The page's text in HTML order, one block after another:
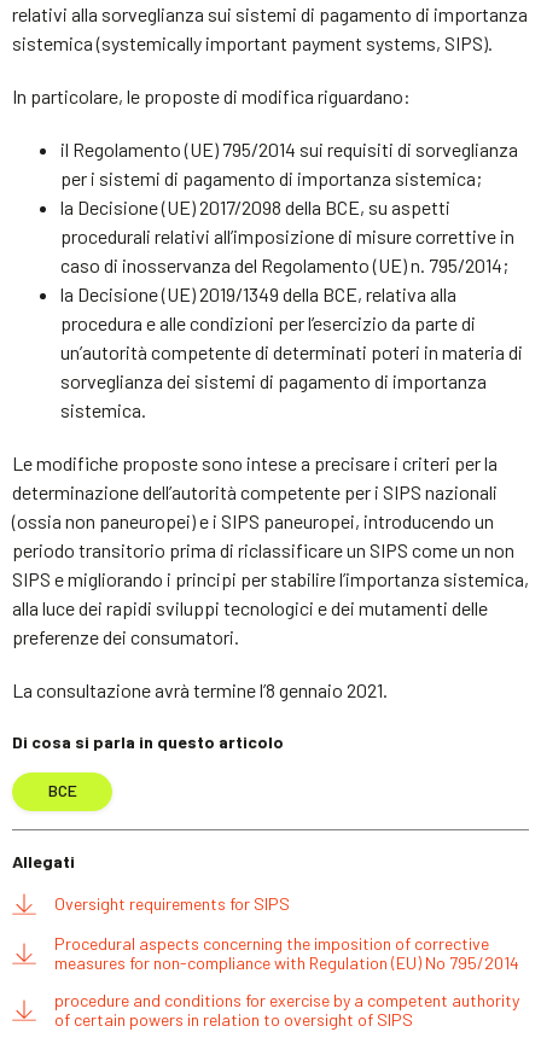
relativi alla sorveglianza sui sistemi di pagamento di importanza
sistemica (systemically important payment systems, SIPS).
In particolare, le proposte di modifica riguardano:
il Regolamento (UE) 795/2014 sui requisiti di sorveglianza
per i sistemi di pagamento di importanza sistemica;
la Decisione (UE) 2017/2098 della BCE, su aspetti
procedurali relativi all’imposizione di misure correttive in
caso di inosservanza del Regolamento (UE) n. 795/2014;
la Decisione (UE) 2019/1349 della BCE, relativa alla
procedura e alle condizioni per l’esercizio da parte di
un’autorità competente di determinati poteri in materia di
sorveglianza dei sistemi di pagamento di importanza
sistemica.
Le modifiche proposte sono intese a precisare i criteri per la
determinazione dell’autorità competente per i SIPS nazionali
(ossia non paneuropei) e i SIPS paneuropei, introducendo un
periodo transitorio prima di riclassificare un SIPS come un non
SIPS e migliorando i principi per stabilire l’importanza sistemica,
alla luce dei rapidi sviluppi tecnologici e dei mutamenti delle
preferenze dei consumatori.
La consultazione avrà termine l’8 gennaio 2021.
Di cosa si parla in questo articolo
BCE
Allegati
Oversight requirements for SIPS
Procedural aspects concerning the imposition of corrective
measures for non-compliance with Regulation (EU) No 795/2014
procedure and conditions for exercise by a competent authority
of certain powers in relation to oversight of SIPS